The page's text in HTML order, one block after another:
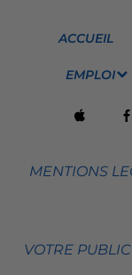
ACCUEIL
EMPLOI
MENTIONS
VOTRE